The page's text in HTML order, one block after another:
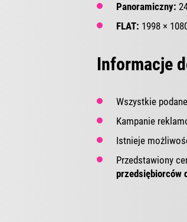
Panoramiczny:
FLAT: 1998 ×
Informacje
Wszystkie
Kampanie
Istnieje
Przedstawiony
przedsiębiorców